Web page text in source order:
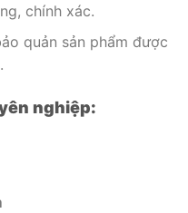
chính xác.
quản sản phẩm được
nghiệp: